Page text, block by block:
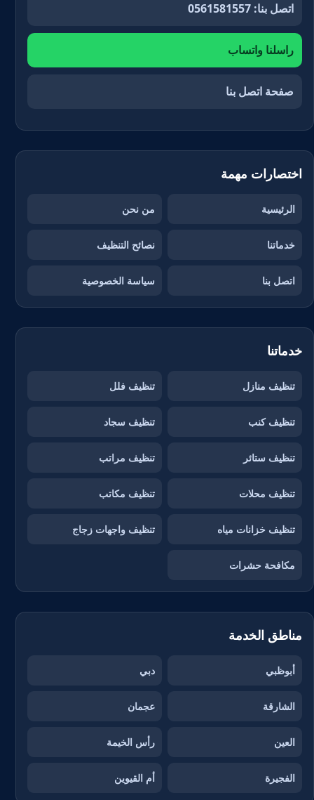
اتصل بنا: 0561581557
راسلنا واتساب
صفحة اتصل بنا
اختصارات مهمة
الرئيسية من نحن
خدماتنا نصائح التنظيف
اتصل بنا سياسة الخصوصية
خدماتنا
تنظيف منازل تنظيف فلل
تنظيف كنب تنظيف سجاد
تنظيف ستائر تنظيف مراتب
تنظيف محلات تنظيف مكاتب
تنظيف خزانات مياه تنظيف واجهات زجاج
مكافحة حشرات
مناطق الخدمة
أبوظبي دبي
الشارقة عجمان
العين رأس الخيمة
الفجيرة أم القيوين